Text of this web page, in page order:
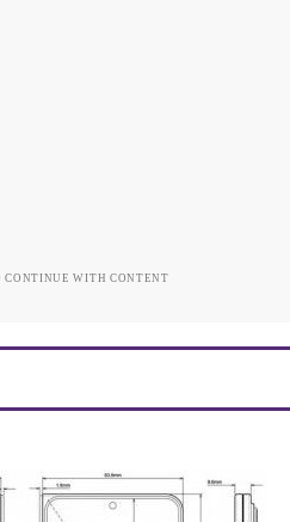
CONTINUE WITH CONTENT